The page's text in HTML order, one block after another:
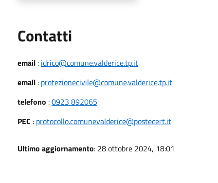
Contatti
email : idrico@comune.valderice.tp.it
email : protezionecivile@comune.valderice.tp.it
telefono :0923 892065
PEC : protocollo.comunevalderice@postecert.it
Ultimo aggiornamento: 28 ottobre 2024, 18:01